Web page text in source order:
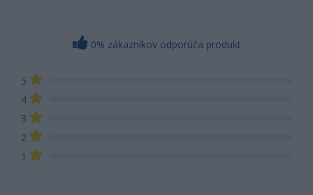
0% zákazníkov odporúča produkt
5
4
3
2
1